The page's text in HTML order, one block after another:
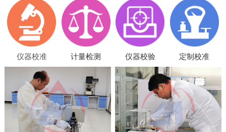
仪器校准 计量检测 仪器校验 定制校准